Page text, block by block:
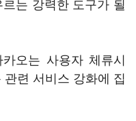
르는 강력한 도구가 될
오는 사용자 체류시
련 서비스 강화에 집